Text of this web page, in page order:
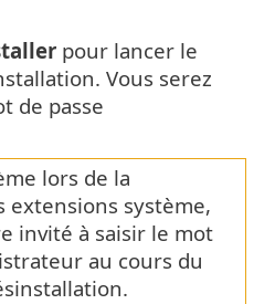
pour lancer le
Vous serez
de passe
lors de la
extensions système,
invité à saisir le mot
au cours du